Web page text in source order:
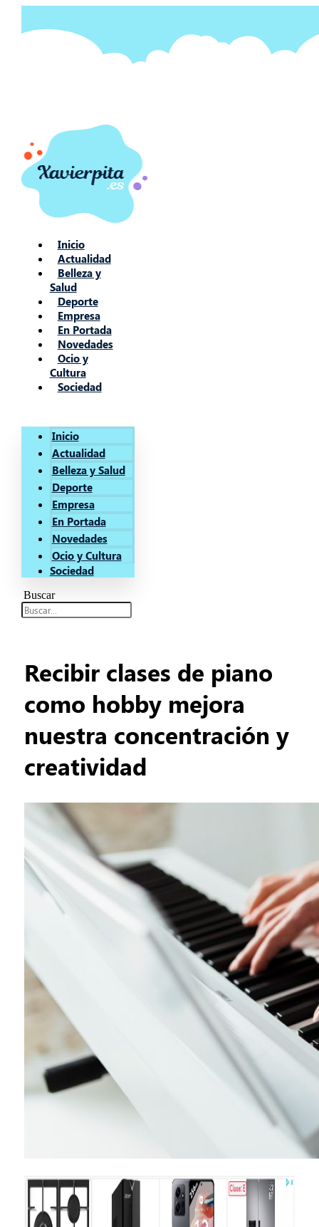
contenido
Inicio
Actualidad
Belleza y
Salud
Deporte
Empresa
En Portada
Novedades
Ocio y
Cultura
Sociedad
Inicio
Actualidad
Belleza y Salud
Deporte
Empresa
En Portada
Novedades
Ocio y Cultura
Sociedad
Buscar
Recibir clases de piano
como hobby mejora
nuestra concentración y
creatividad